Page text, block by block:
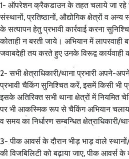
1- ऑपरेशन क्रैकडाउन के तहत चलाये जा रहे
संस्थानों, प्रतिष्ठानों, औद्योगिक क्षेत्रों व अन्य
के सत्यापन हेतु प्रभावी कार्रवाई करना
कोताही न बरती जाये। अभियान में लापरवाही
जवाबदेही तय करते हुए उनके विरूद्व कार्यवाही
2- सभी क्षेत्राधिकारी/थाना प्रभारी अपने-
प्रभावी चैकिंग सुनिश्चित करें, इसमें किसी भी
इसके अतिरिक्त सभी थाना क्षेत्रों में नियमित
पर भी आकस्मिक रूप से चैकिंग अभियान
व समय का निर्धारण सम्बन्धित क्षेत्राधिकारी/
3- पीक आवर्स के दौरान भीड़ भाड़ वाले स्थानों/
की विजबिलिटी को बढ़ाया जाए, पीक आवर्स के